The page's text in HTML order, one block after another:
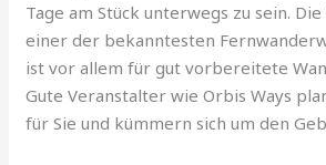
Tage am Stück unterwegs zu sein.
einer der bekanntesten
ist vor allem für gut vorbereitete
Gute Veranstalter wie Orbis Ways
für Sie und kümmern sich um den